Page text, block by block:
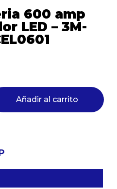
600 amp
LED – 3M-
Añadir al carrito